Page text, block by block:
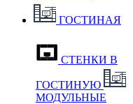
ГОСТИНАЯ
СТЕНКИ В
ГОСТИНУЮ
МОДУЛЬНЫЕ